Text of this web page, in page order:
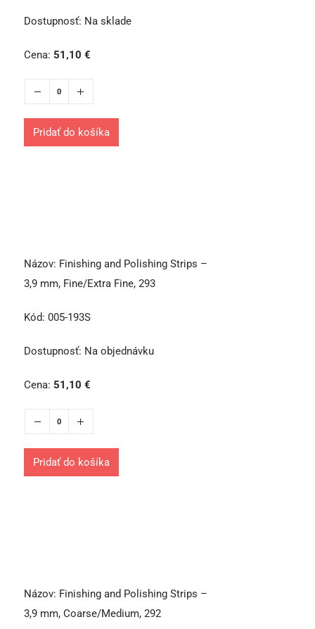
Dostupnosť: Na sklade
Cena: 51,10 €
Pridať do košíka
Názov: Finishing and Polishing Strips –
3,9 mm, Fine/Extra Fine, 293
Kód: 005-193S
Dostupnosť: Na objednávku
Cena: 51,10 €
Pridať do košíka
Názov: Finishing and Polishing Strips –
3,9 mm, Coarse/Medium, 292